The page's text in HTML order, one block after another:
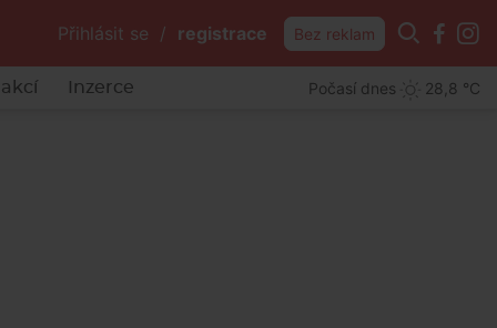
Přihlásit se / registrace Bez reklam
Inzerce Počasí dnes 28,8 °C